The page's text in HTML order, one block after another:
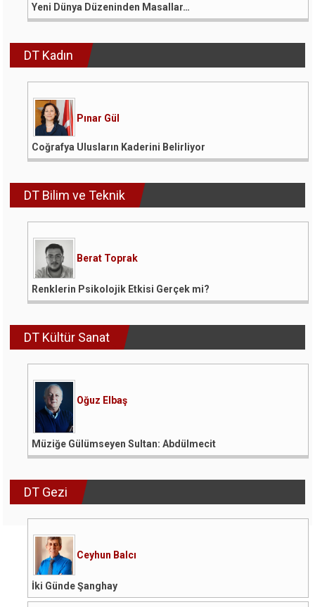
Yeni Dünya Düzeninden Masallar…
DT Kadın
Pınar Gül
Coğrafya Ulusların Kaderini Belirliyor
DT Bilim ve Teknik
Berat Toprak
Renklerin Psikolojik Etkisi Gerçek mi?
DT Kültür Sanat
Oğuz Elbaş
Müziğe Gülümseyen Sultan: Abdülmecit
DT Gezi
Ceyhun Balcı
İki Günde Şanghay